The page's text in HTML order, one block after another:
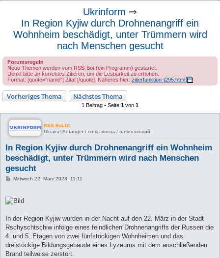
Ukrinform ⇒
In Region Kyjiw durch Drohnenangriff ein
Wohnheim beschädigt, unter Trümmern wird
nach Menschen gesucht
Forumsregeln
Neue Themen werden vom RSS-Bot (ein Programm) gestartet.
Denkt bitte an korrektes Zitieren, um die Lesbarkeit zu erhöhen.
Format: [quote="name"] Zitat [/quote]. Näheres hier: zitierfunktion-t295.html
Vorheriges Thema Nächstes Thema
1 Beitrag • Seite 1 von 1
RSS-Bot-UI
Ukraine-Anfänger / початківець / начинающий
In Region Kyjiw durch Drohnenangriff ein Wohnheim
beschädigt, unter Trümmern wird nach Menschen
gesucht
B
t
r
Mittwoch 22. März 2023, 11:11
In der Region Kyjiw wurden in der Nacht auf den 22. März in der Stadt
Rschyschtschiw infolge eines feindlichen Drohnenangriffs der Russen die
4. und 5. Etagen von zwei fünfstöckigen Wohnheimen und das
dreistöckige Bildungsgebäude eines Lyzeums mit dem anschließenden
Brand teilweise zerstört.